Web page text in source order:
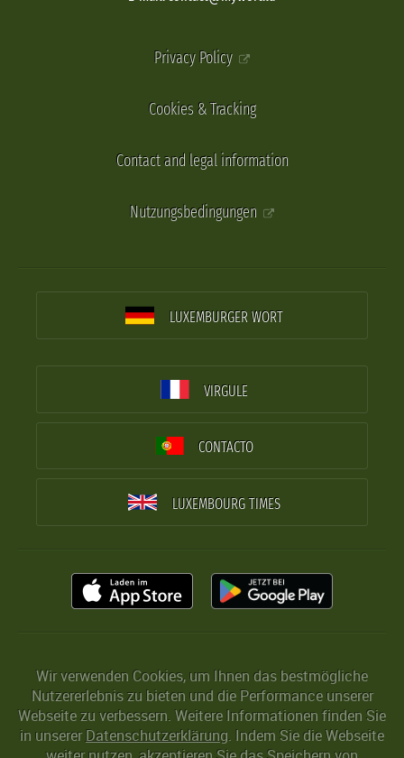
Privacy Policy
Cookies & Tracking
Contact and legal information
Nutzungsbedingungen
LUXEMBURGER WORT
VIRGULE
CONTACTO
LUXEMBOURG TIMES
Wir verwenden Cookies, um Ihnen das bestmögliche
Nutzererlebnis zu bieten und die Performance unserer
Webseite zu verbessern. Weitere Informationen finden Sie
in unserer Datenschutzerklärung. Indem Sie die Webseite